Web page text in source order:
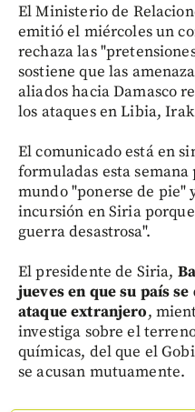
El Ministerio de
emitió el miércoles un
rechaza las
sostiene que las
aliados hacia Damasco
los ataques en Libia,
El comunicado está en
formuladas esta
mundo "ponerse de pie"
incursión en Siria
guerra desastrosa".
El presidente de Siria,
jueves en que su país
ataque extranjero,
investiga sobre el
químicas, del que el
se acusan mutuamente.